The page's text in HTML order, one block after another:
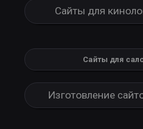
Сайты для
Сайты для
Изготовление